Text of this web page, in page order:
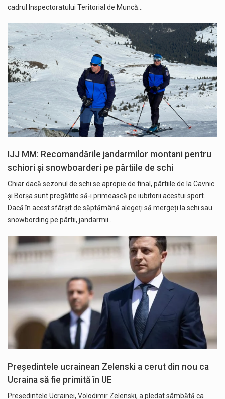
cadrul Inspectoratului Teritorial de Muncă…
IJJ MM: Recomandările jandarmilor montani pentru
schiori și snowboarderi pe pârtiile de schi
Chiar dacă sezonul de schi se apropie de final, pârtiile de la Cavnic
și Borșa sunt pregătite să-i primească pe iubitorii acestui sport.
Dacă în acest sfârșit de săptămână alegeți să mergeți la schi sau
snowbording pe pârtii, jandarmii…
Preşedintele ucrainean Zelenski a cerut din nou ca
Ucraina să fie primită în UE
Preşedintele Ucrainei, Volodimir Zelenski, a pledat sâmbătă ca